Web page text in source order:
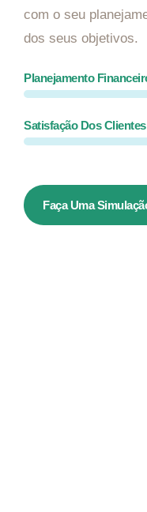
com o seu
dos seus objetivos.
Planejamento
Satisfação Dos Clientes
Faça Uma